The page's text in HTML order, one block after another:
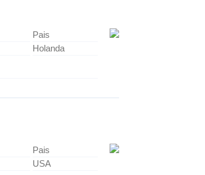
Pais
Holanda
Pais
USA